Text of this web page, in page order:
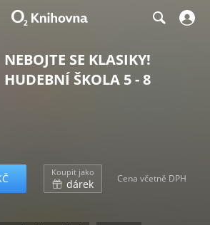
NEBOJTE SE KLASIKY!
HUDEBNÍ ŠKOLA 5 - 8
Koupit jako
dárek Cena včetně DPH